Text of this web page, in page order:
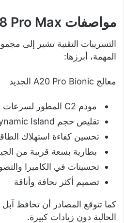
مواصفات iPhone 18 Pro Max
التسريبات التقنية تشير إلى
المهمة، أبرزها:
معالج A20 Pro Bionic الجديد
مودم C2 المطور لسرعات اتصال أعلى
تقليص حجم Dynamic Island
تحسين كفاءة استهلاك
بطارية بسعة قريبة من
تحسينات في الكاميرا
تصميم أكثر نحافة وأناقة
كما تتوقع المصادر أن تحافظ
الحالية دون زيادات كبيرة.